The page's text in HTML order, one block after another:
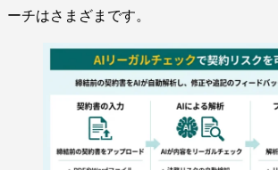
ーチはさまざまです。